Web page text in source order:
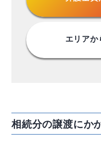
エリアか
相続分の譲渡にか